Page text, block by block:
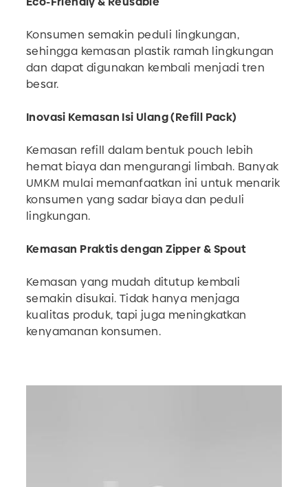
Konsumen semakin peduli lingkungan,
sehingga kemasan plastik ramah lingkungan
dan dapat digunakan kembali menjadi tren
besar.
Inovasi Kemasan Isi Ulang (Refill Pack)
Kemasan refill dalam bentuk pouch lebih
hemat biaya dan mengurangi limbah. Banyak
UMKM mulai memanfaatkan ini untuk menarik
konsumen yang sadar biaya dan peduli
lingkungan.
Kemasan Praktis dengan Zipper & Spout
Kemasan yang mudah ditutup kembali
semakin disukai. Tidak hanya menjaga
kualitas produk, tapi juga meningkatkan
kenyamanan konsumen.